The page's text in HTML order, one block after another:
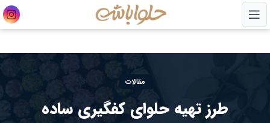
مقالات
طرز تهیه حلوای کفگیری ساده